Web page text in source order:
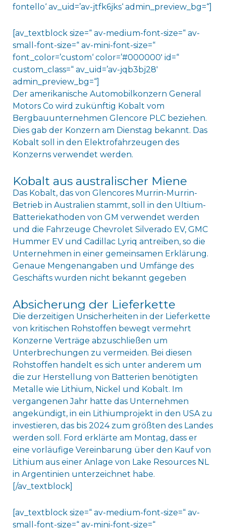
fontello‘ av_uid=’av-jtfk6jks‘ admin_preview_bg=“]
[av_textblock size=“ av-medium-font-size=“ av-
small-font-size=“ av-mini-font-size=“
font_color=’custom‘ color=’#000000′ id=“
custom_class=“ av_uid=’av-jqb3bj28′
admin_preview_bg=“]
Der amerikanische Automobilkonzern General
Motors Co wird zukünftig Kobalt vom
Bergbauunternehmen Glencore PLC beziehen.
Dies gab der Konzern am Dienstag bekannt. Das
Kobalt soll in den Elektrofahrzeugen des
Konzerns verwendet werden.
Kobalt aus australischer Miene
Das Kobalt, das von Glencores Murrin-Murrin-
Betrieb in Australien stammt, soll in den Ultium-
Batteriekathoden von GM verwendet werden
und die Fahrzeuge Chevrolet Silverado EV, GMC
Hummer EV und Cadillac Lyriq antreiben, so die
Unternehmen in einer gemeinsamen Erklärung.
Genaue Mengenangaben und Umfänge des
Geschäfts wurden nicht bekannt gegeben
Absicherung der Lieferkette
Die derzeitigen Unsicherheiten in der Lieferkette
von kritischen Rohstoffen bewegt vermehrt
Konzerne Verträge abzuschließen um
Unterbrechungen zu vermeiden. Bei diesen
Rohstoffen handelt es sich unter anderem um
die zur Herstellung von Batterien benötigten
Metalle wie Lithium, Nickel und Kobalt. Im
vergangenen Jahr hatte das Unternehmen
angekündigt, in ein Lithiumprojekt in den USA zu
investieren, das bis 2024 zum größten des Landes
werden soll. Ford erklärte am Montag, dass er
eine vorläufige Vereinbarung über den Kauf von
Lithium aus einer Anlage von Lake Resources NL
in Argentinien unterzeichnet habe.
[/av_textblock]
[av_textblock size=“ av-medium-font-size=“ av-
small-font-size=“ av-mini-font-size=“